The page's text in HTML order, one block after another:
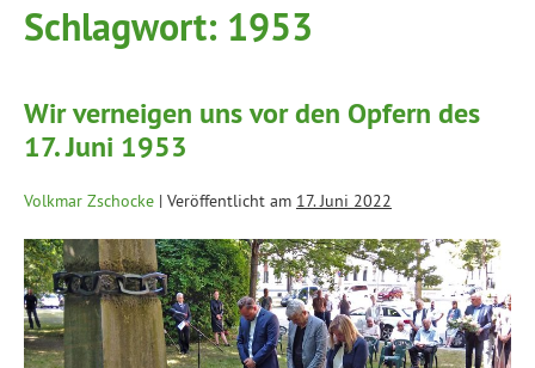
Schlagwort: 1953
Wir verneigen uns vor den Opfern des
17. Juni 1953
Volkmar Zschocke | Veröffentlicht am 17. Juni 2022